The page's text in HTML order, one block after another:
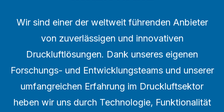
Wir sind einer der weltweit führenden Anbieter
von zuverlässigen und innovativen
Druckluftlösungen. Dank unseres eigenen
Forschungs- und Entwicklungsteams und unserer
umfangreichen Erfahrung im Druckluftsektor
heben wir uns durch Technologie, Funktionalität